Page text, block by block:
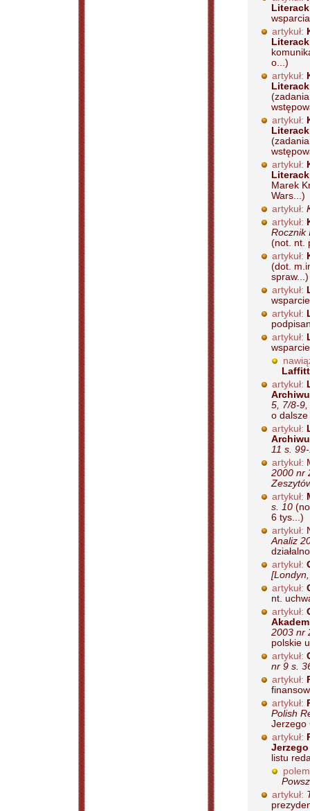
artykuł:
o...)
artykuł:
artykuł:
artykuł:
Marek
Wars...)
artykuł:
artykuł:
Rocznik
(not. nt.
artykuł:
(dot.
spraw...)
artykuł:
artykuł:
artykuł:
artykuł:
5, 7/8-
o
artykuł:
11 s.
artykuł:
2000 nr
artykuł:
s. 10
6 tys...)
artykuł:
Analiz
artykuł:
artykuł:
nt.
artykuł:
2003 nr
polskie
artykuł:
nr 9 s.
artykuł:
artykuł:
Polish
Jerzego
artykuł:
listu
artykuł: